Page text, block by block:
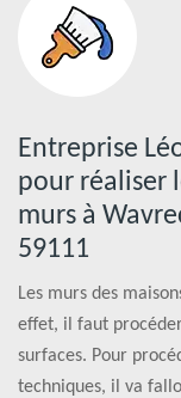
Entreprise
pour réaliser
murs à
59111
Les murs des
effet, il faut
surfaces. Pour
techniques, il va